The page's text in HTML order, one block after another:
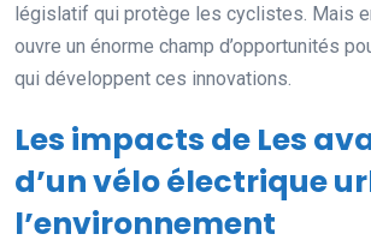
législatif qui protège les cyclistes. Mais
ouvre un énorme champ d’opportunités
qui développent ces innovations.
Les impacts de Les
d’un vélo électrique
l’environnement